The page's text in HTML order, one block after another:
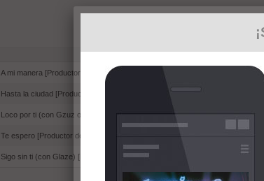
A mi manera [Productor desconocido]
Hasta la ciudad [Productor desconocido]
Loco por ti (con Gzuz one y Dayal) [Productor desconocido]
Te espero [Productor desconocido]
Sigo sin ti (con Glaze) [Productor desconocido]